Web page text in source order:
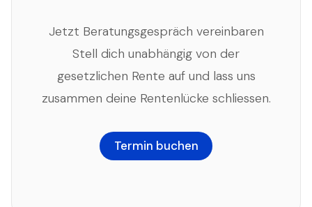
Jetzt Beratungsgespräch vereinbaren
Stell dich unabhängig von der
gesetzlichen Rente auf und lass uns
zusammen deine Rentenlücke schliessen.
Termin buchen